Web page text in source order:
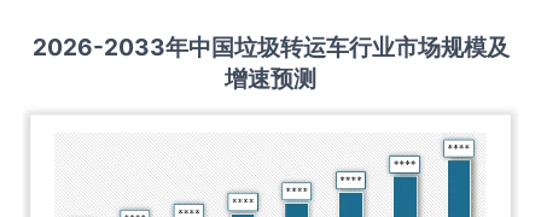
2026-2033年中国垃圾转运车行业市场规模及
增速预测